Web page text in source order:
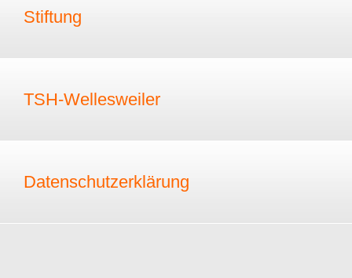
Stiftung
TSH-Wellesweiler
Datenschutzerklärung